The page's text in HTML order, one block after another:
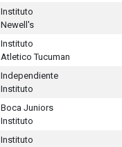
Instituto
Newell's
Instituto
Atletico Tucuman
Independiente
Instituto
Boca Juniors
Instituto
Instituto